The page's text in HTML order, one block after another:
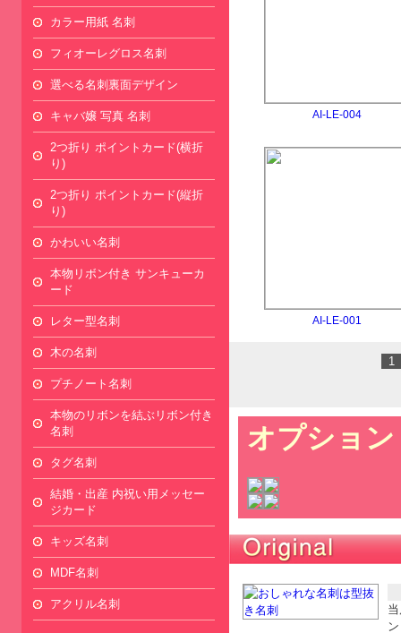
カラー用紙 名刺
フィオーレグロス名刺
選べる名刺裏面デザイン
キャバ嬢 写真 名刺
2つ折り ポイントカード(横折
り)
2つ折り ポイントカード(縦折
り)
かわいい名刺
本物リボン付き サンキューカ
ード
レター型名刺
木の名刺
プチノート名刺
本物のリボンを結ぶリボン付き
名刺
タグ名刺
結婚・出産 内祝い用メッセー
ジカード
キッズ名刺
MDF名刺
アクリル名刺
AI-LE-004
AI-LE-001
1
オプション